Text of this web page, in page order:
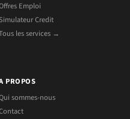
Emploi
Simulateur Credit
les services →
PROPOS
sommes-nous